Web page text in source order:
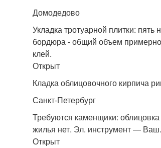
Домодедово
Укладка тротуарной плитки:
бордюра - общий объем примерно
клей.
Открыт
Кладка облицовочного кирпича
Санкт-Петербург
Требуются каменщики:
жилья нет. Эл. инструмент — Ваш.
Открыт